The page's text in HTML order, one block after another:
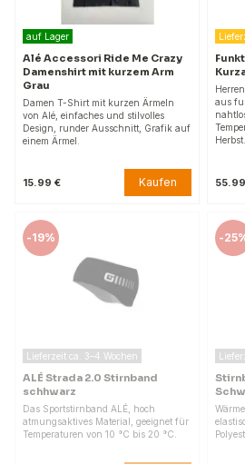
auf Lager
Alé Accessori Ride Me Crazy
Damenshirt mit kurzem Arm
Grau
Damen T-Shirt mit kurzen Ärmeln
von Alé, einfaches und stilvolles
Design, runder Ausschnitt, Grafik auf
einem Ärmel.
15.99 € Kaufen
aus
Herbst.
-19%
Lieferzeit ca. 3–4 Wochen
ALÉ Strada 2.0 Stirnband
schhwarz
Das Sportstirnband ALÉ, hoch
atmungsaktives Material, geeignet für
Temperaturen von 10 °C bis 20 °C.
-